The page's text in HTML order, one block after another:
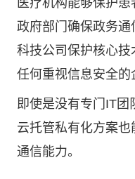
医疗机构能够保护患
政府部门确保政务通
科技公司保护核心技
任何重视信息安全的
即使是没有专门IT团
云托管私有化方案
通信能力。